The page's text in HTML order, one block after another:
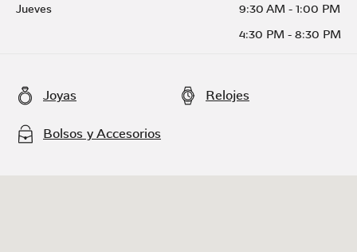
Jueves
9:30 AM - 1:00 PM
4:30 PM - 8:30 PM
Joyas Relojes
Bolsos y Accesorios